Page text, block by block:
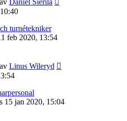
av Daniel Sierilä
turnétekniker
feb 2020, 13:54
av Linus Wileryd
15 jan 2020, 15:04